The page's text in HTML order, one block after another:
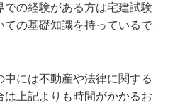
での経験がある方は宅建試験
ての基礎知識を持っているで
には不動産や法律に関する
上記よりも時間がかかるお